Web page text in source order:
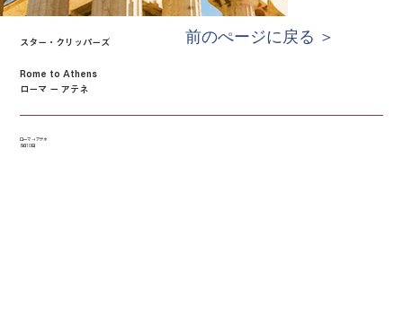
スター・クリッパーズ
Rome to Athens
ローマ ー アテネ
ローマ → アテネ
9泊10日
前のぺージに戻る ＞